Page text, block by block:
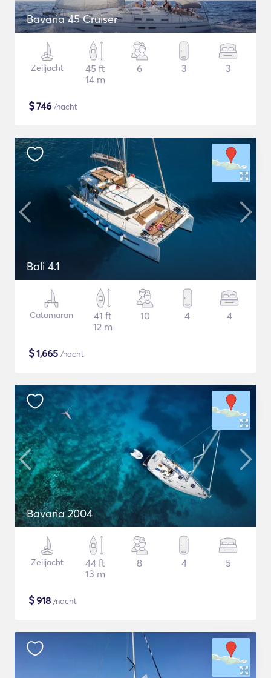
Bavaria 45 Cruiser
Zeiljacht
45 ft
14 m
6 3 3
$746 /nacht
Bali 4.1
Catamaran
41 ft
12 m
10 4 4
$1,665 /nacht
Bavaria 2004
Zeiljacht
44 ft
13 m
8 4 5
$918 /nacht